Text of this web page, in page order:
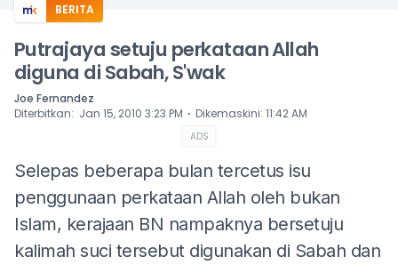
BERITA
Putrajaya setuju perkataan Allah
diguna di Sabah, S'wak
Joe Fernandez
Diterbitkan: Jan 15, 2010 3:23 PM ⋅ Dikemaskini: 11:42 AM
ADS
Selepas beberapa bulan tercetus isu
penggunaan perkataan Allah oleh bukan
Islam, kerajaan BN nampaknya bersetuju
kalimah suci tersebut digunakan di Sabah dan